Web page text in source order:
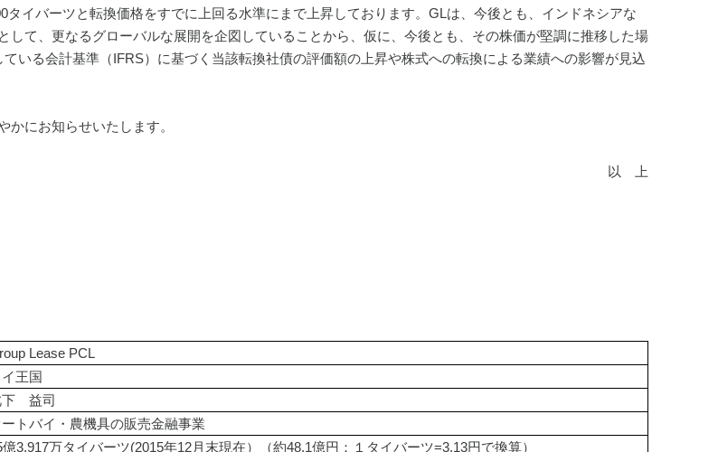
タイバーツと転換価格をすでに上回る水準にまで上昇しております。GLは、今後とも、インドネシアな
して、更なるグローバルな展開を企図していることから、仮に、今後とも、その株価が堅調に推移した場
いる会計基準（IFRS）に基づく当該転換社債の評価額の上昇や株式への転換による業績への影響が見込
かにお知らせいたします。
以　上
Lease PCL
イ王国
　益司
ートバイ・農機具の販売金融事業
億3,917万タイバーツ(2015年12月末現在）（約48.1億円：１タイバーツ=3.13円で換算）